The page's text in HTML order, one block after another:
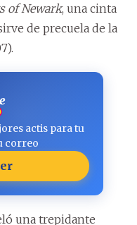
of Newark, una cinta
de precuela de la
actis para tu
correo
una trepidante